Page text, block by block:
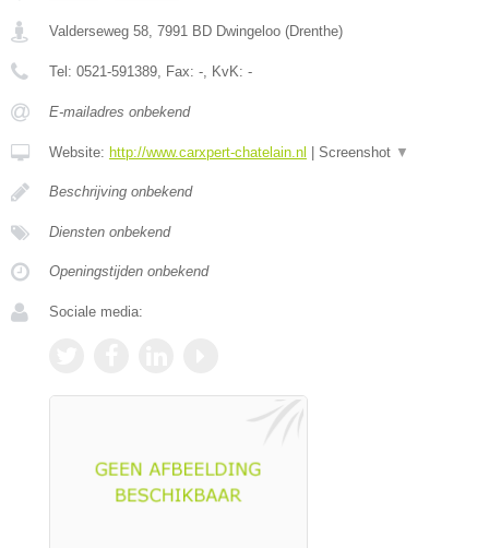
Valderseweg 58 7991 BD Dwingeloo (Drenthe)
Tel: 0521-591389 , Fax: - , KvK: -
E-mailadres onbekend
Website: http://www.carxpert-chatelain.nl Screenshot ▼
Beschrijving onbekend
Diensten onbekend
Openingstijden onbekend
Sociale media: